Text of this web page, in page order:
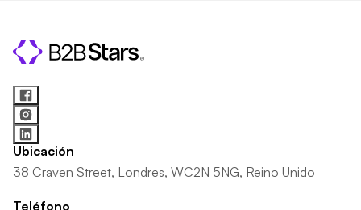
Ubicación
38 Craven Street, Londres, WC2N 5NG, Reino Unido
Teléfono